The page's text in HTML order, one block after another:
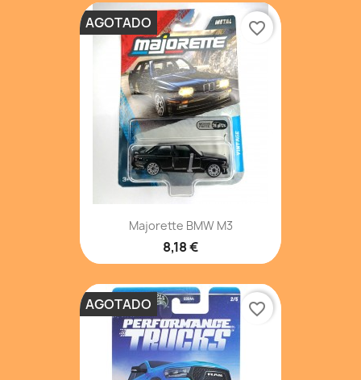
Majorette BMW M3
8,18 €
AGOTADO favorite_border
AGOTADO favorite_border